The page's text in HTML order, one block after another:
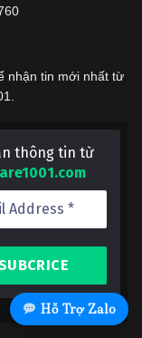
nhận tin mới nhất từ
thông tin từ
Hỗ Trợ Zalo